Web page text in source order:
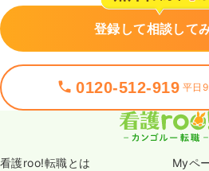
登録して相談して
0120-512-919 平日
看護roo!転職とは Myペ